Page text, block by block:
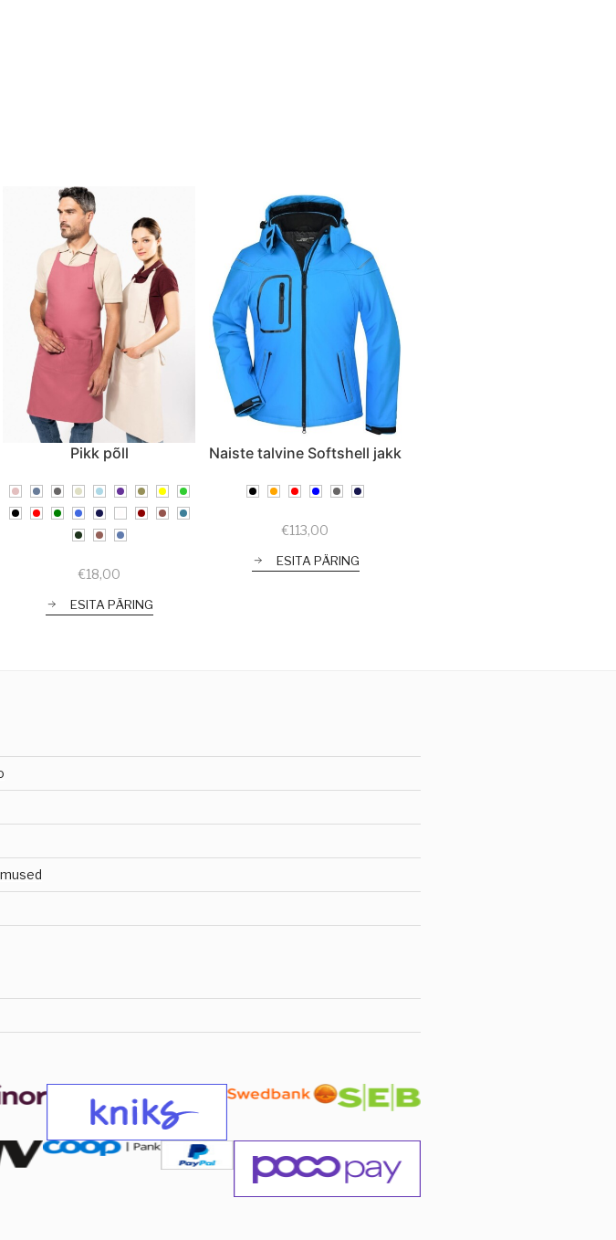
Pikk põll
€18,00
ESITA PÄRING
Naiste talvine Softshell jakk
€113,00
ESITA PÄRING